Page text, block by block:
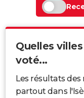
Quelles
voté...
Les résultats
partout dans